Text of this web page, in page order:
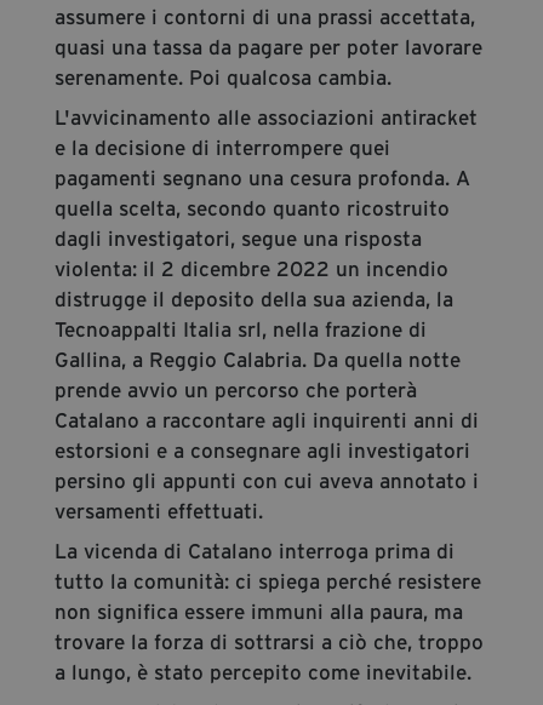
assumere i contorni di una prassi accettata,
quasi una tassa da pagare per poter lavorare
serenamente. Poi qualcosa cambia.
L'avvicinamento alle associazioni antiracket
e la decisione di interrompere quei
pagamenti segnano una cesura profonda. A
quella scelta, secondo quanto ricostruito
dagli investigatori, segue una risposta
violenta: il 2 dicembre 2022 un incendio
distrugge il deposito della sua azienda, la
Tecnoappalti Italia srl, nella frazione di
Gallina, a Reggio Calabria. Da quella notte
prende avvio un percorso che porterà
Catalano a raccontare agli inquirenti anni di
estorsioni e a consegnare agli investigatori
persino gli appunti con cui aveva annotato i
versamenti effettuati.
La vicenda di Catalano interroga prima di
tutto la comunità: ci spiega perché resistere
non significa essere immuni alla paura, ma
trovare la forza di sottrarsi a ciò che, troppo
a lungo, è stato percepito come inevitabile.